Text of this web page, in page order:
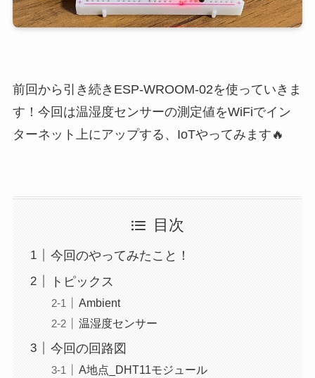
前回から引き続きESP-WROOM-02を使っていきま
す！今回は温湿度センサーの測定値をWiFiでイン
ターネット上にアップする、IoTやってみます🔥
目次
今回のやってみたこと！
トピックス
Ambient
温湿度センサー
今回の回路図
A地点_DHT11モジュール